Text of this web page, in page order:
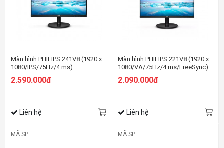
Màn hình PHILIPS 241V8 (1920 x
1080/IPS/75Hz/4 ms)
2.590.000đ
Liên hệ
Màn hình PHILIPS 221V8 (1920 x
1080/VA/75Hz/4 ms/FreeSync)
2.090.000đ
Liên hệ
MÃ SP: MÃ SP: